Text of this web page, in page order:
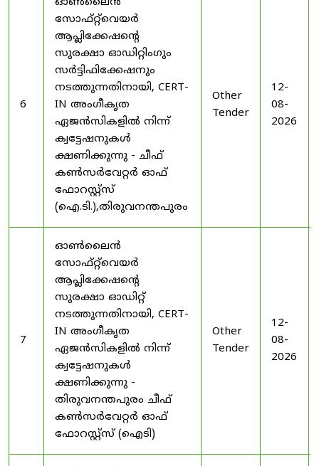
6
സോഫ്റ്റ്‌വെയർ
ആപ്ലിക്കേഷന്റെ
സുരക്ഷാ ഓഡിറ്റിംഗും
സർട്ടിഫിക്കേഷനും
നടത്തുന്നതിനായി, CERT-
IN അംഗീകൃത
ഏജൻസികളിൽ നിന്ന്
ക്വട്ടേഷനുകൾ
ക്ഷണിക്കുന്നു - ചീഫ്
കൺസർവേറ്റർ ഓഫ്
ഫോറസ്റ്റ്സ്
(ഐ.ടി.),തിരുവനന്തപുരം
Other
Tender
12-
08-
2026
7
ഓൺലൈൻ
സോഫ്റ്റ്‌വെയർ
ആപ്ലിക്കേഷന്റെ
സുരക്ഷാ ഓഡിറ്റ്
നടത്തുന്നതിനായി, CERT-
IN അംഗീകൃത
ഏജൻസികളിൽ നിന്ന്
ക്വട്ടേഷനുകൾ
ക്ഷണിക്കുന്നു -
തിരുവനന്തപുരം ചീഫ്
കൺസർവേറ്റർ ഓഫ്
ഫോറസ്റ്റ്സ് (ഐടി)
Other
Tender
12-
08-
2026